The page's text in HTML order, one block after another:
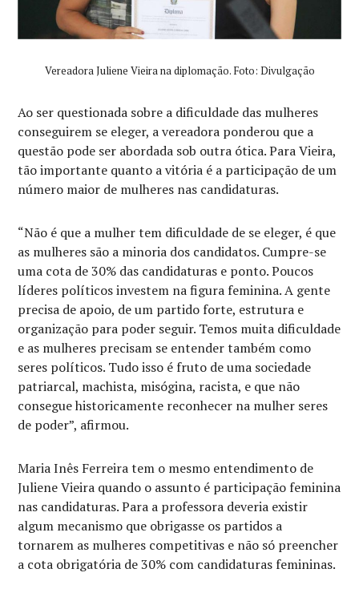
Vereadora Juliene Vieira na diplomação. Foto: Divulgação
Ao ser questionada sobre a dificuldade das mulheres
conseguirem se eleger, a vereadora ponderou que a
questão pode ser abordada sob outra ótica. Para Vieira,
tão importante quanto a vitória é a participação de um
número maior de mulheres nas candidaturas.
“Não é que a mulher tem dificuldade de se eleger, é que
as mulheres são a minoria dos candidatos. Cumpre-se
uma cota de 30% das candidaturas e ponto. Poucos
líderes políticos investem na figura feminina. A gente
precisa de apoio, de um partido forte, estrutura e
organização para poder seguir. Temos muita dificuldade
e as mulheres precisam se entender também como
seres políticos. Tudo isso é fruto de uma sociedade
patriarcal, machista, misógina, racista, e que não
consegue historicamente reconhecer na mulher seres
de poder”, afirmou.
Maria Inês Ferreira tem o mesmo entendimento de
Juliene Vieira quando o assunto é participação feminina
nas candidaturas. Para a professora deveria existir
algum mecanismo que obrigasse os partidos a
tornarem as mulheres competitivas e não só preencher
a cota obrigatória de 30% com candidaturas femininas.